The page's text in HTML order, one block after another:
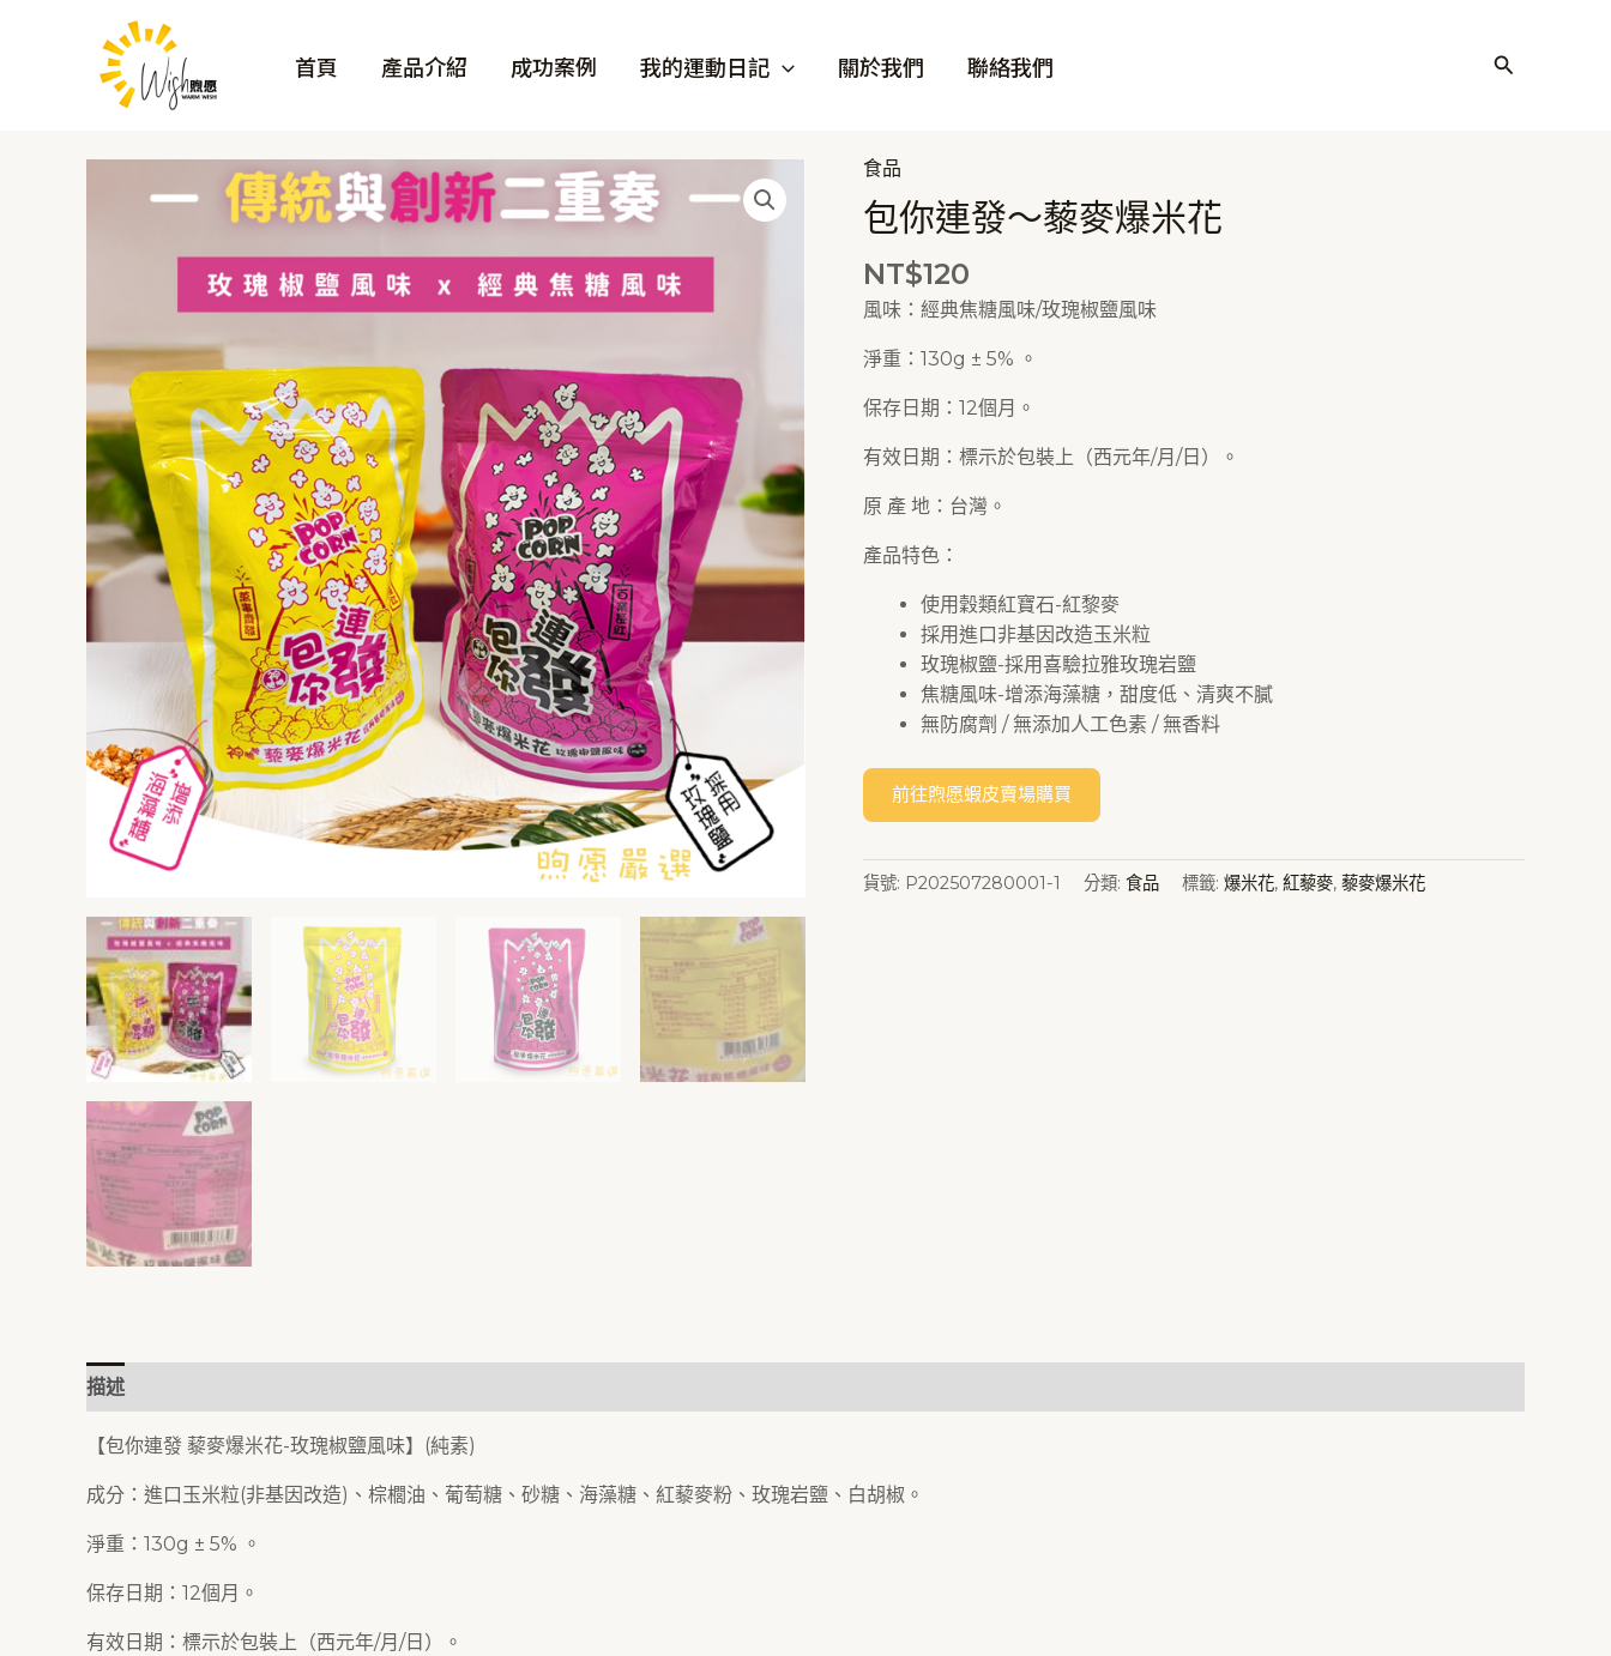
首頁 產品介紹 成功案例 我的運動日記 關於我們 聯絡我們
搜
食品
包你連發～藜麥爆米花
NT$120
風味：經典焦糖風味/玫瑰椒鹽風味
淨重：130g ± 5% 。
保存日期：12個月。
有效日期：標示於包裝上（西元年/月/日）。
原 產 地：台灣。
產品特色：
使用穀類紅寶石-紅黎麥
採用進口非基因改造玉米粒
玫瑰椒鹽-採用喜驗拉雅玫瑰岩鹽
焦糖風味-增添海藻糖，甜度低、清爽不膩
無防腐劑 / 無添加人工色素 / 無香料
貨號: P202507280001-1 分類: 食品 標籤: 爆米花, 紅藜麥, 藜麥爆米花
描述
【包你連發 藜麥爆米花-玫瑰椒鹽風味】(純素)
成分：進口玉米粒(非基因改造)、棕櫚油、葡萄糖、砂糖、海藻糖、紅藜麥粉、玫瑰岩鹽、白胡椒。
淨重：130g ± 5% 。
保存日期：12個月。
有效日期：標示於包裝上（西元年/月/日）。